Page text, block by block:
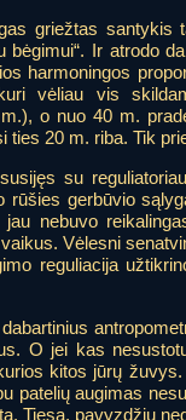
griežtas
bėgimui“. Ir atrodo
harmoningos
vėliau vis
o nuo 40 m.
ties 20 m. riba. Tik
su
rūšies gerbūvio
nebuvo
Vėlesni
reguliacija
O jei kas
kitos jūrų
patelių augimas
Tiesa, pavyzdžių